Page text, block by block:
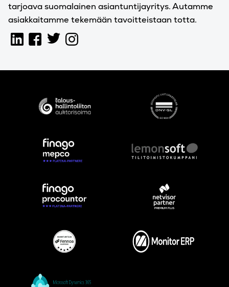
tarjoava suomalainen asiantuntijayritys. Autamme
asiakkaitamme tekemään tavoitteistaan totta.